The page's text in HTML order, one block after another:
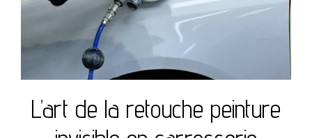
L’art de la retouche peinture